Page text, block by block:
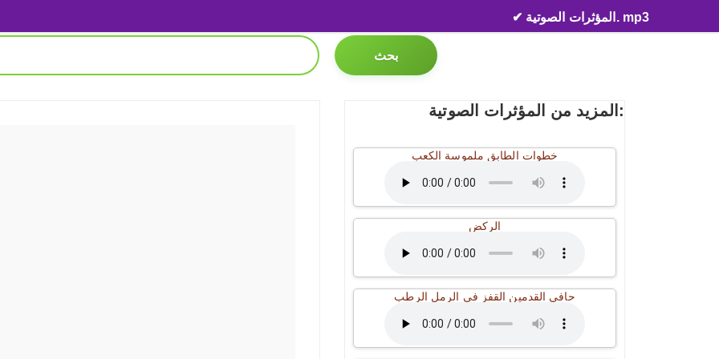
✔ المؤثرات الصوتية. mp3
بحث
المزيد من المؤثرات الصوتية:
خطوات الطابق ملموسة الكعب
الركض
حافي القدمين القفز في الرمل الرطب